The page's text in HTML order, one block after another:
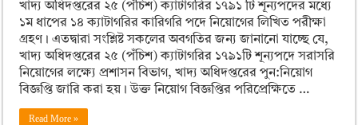
খাদ্য অধিদপ্তরের ২৫ (পঁচিশ) ক্যাটাগরির ১৭৯১ টি শূন্যপদের মধ্যে
১ম ধাপের ১৪ ক্যাটাগরির কারিগরি পদে নিয়োগের লিখিত পরীক্ষা
গ্রহণ। এতদ্বারা সংশ্লিষ্ট সকলের অবগতির জন্য জানানো যাচ্ছে যে,
খাদ্য অধিদপ্তরের ২৫ (পঁচিশ) ক্যাটাগরির ১৭৯১টি শূন্যপদে সরাসরি
নিয়োগের লক্ষ্যে প্রশাসন বিভাগ, খাদ্য অধিদপ্তরের পুন:নিয়োগ
বিজ্ঞপ্তি জারি করা হয়। উক্ত নিয়োগ বিজ্ঞপ্তির পরিপ্রেক্ষিতে …
Read More »